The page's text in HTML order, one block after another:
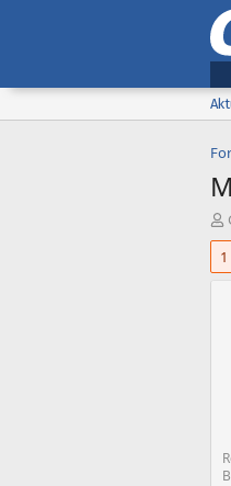
r
t
1